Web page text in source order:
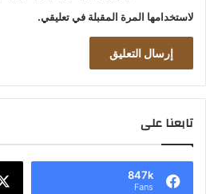
لاستخدامها المرة المقبلة في تعليقي.
تابعنا على
847k
Fans